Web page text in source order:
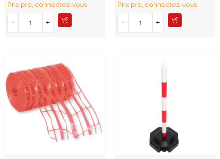
Prix pro, connectez-vous
- +
Prix pro, connectez-vous
- +